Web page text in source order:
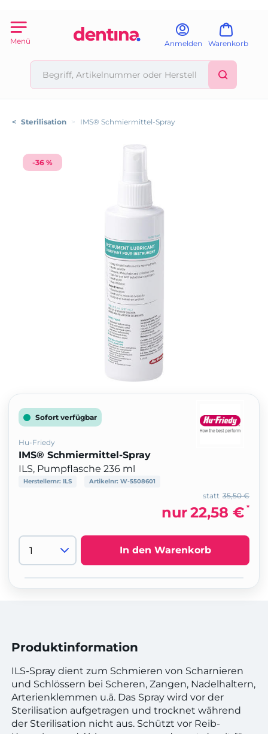
Menü Anmelden Warenkorb
< Sterilisation > IMS® Schmiermittel-Spray
-36 %
Sofort verfügbar
Hu-Friedy
IMS® Schmiermittel-Spray
ILS, Pumpflasche 236 ml
Herstellernr: ILS Artikelnr: W-5508601
35,50 €
statt
nur22,58 € *
In den Warenkorb
Produktinformation
ILS-Spray dient zum Schmieren von Scharnieren
und Schlössern bei Scheren, Zangen, Nadelhaltern,
Arterienklemmen u.ä. Das Spray wird vor der
Sterilisation aufgetragen und trocknet während
der Sterilisation nicht aus. Schützt vor Reib-